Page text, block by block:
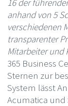
anhand von 5
verschiedenen
transparenter
Mitarbeiter und
365 Business
Sternen zur
System lässt
Acumatica und